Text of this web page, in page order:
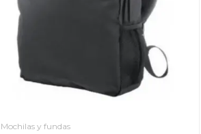
Mochilas y fundas